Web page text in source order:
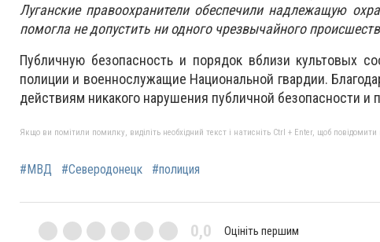
Луганские правоохранители обеспечили надлежащую
помогла не допустить ни одного чрезвычайного
Публичную безопасность и порядок вблизи культовых
полиции и военнослужащие Национальной гвардии.
действиям никакого нарушения публичной безопасности и
Якщо ви помітили помилку, виділіть необхідний текст і натисніть Ctrl + Enter, щоб
#МВД #Северодонецк #полиция
0,0 Оцініть першим